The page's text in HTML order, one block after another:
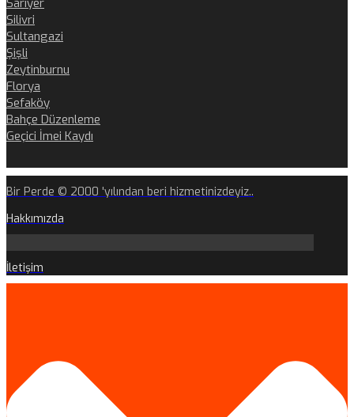
Sarıyer
Silivri
Sultangazi
Şişli
Zeytinburnu
Florya
Sefaköy
Bahçe Düzenleme
Geçici İmei Kaydı
Bir Perde © 2000 'yılından beri hizmetinizdeyiz..
Hakkımızda
İletişim